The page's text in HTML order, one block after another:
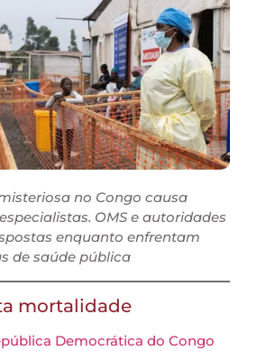
no Congo causa
OMS e autoridades
enquanto enfrentam
de saúde pública
mortalidade
Democrática do Congo